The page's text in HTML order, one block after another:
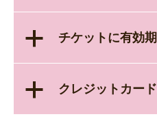
a チケットに有効
a クレジットカー